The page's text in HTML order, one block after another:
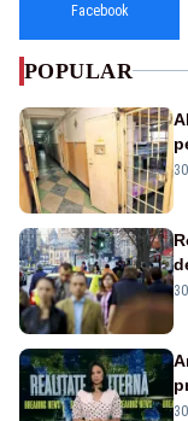
Facebook
POPULAR